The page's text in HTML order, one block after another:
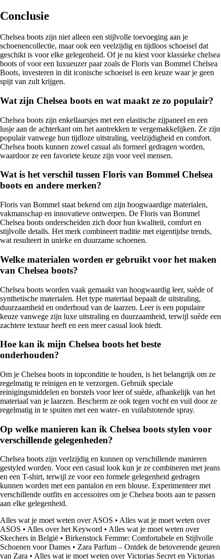
Conclusie
Chelsea boots zijn niet alleen een stijlvolle toevoeging aan je
schoenencollectie, maar ook een veelzijdig en tijdloos schoeisel dat
geschikt is voor elke gelegenheid. Of je nu kiest voor klassieke chelsea
boots of voor een luxueuzer paar zoals de Floris van Bommel Chelsea
Boots, investeren in dit iconische schoeisel is een keuze waar je geen
spijt van zult krijgen.
Wat zijn Chelsea boots en wat maakt ze zo populair?
Chelsea boots zijn enkellaarsjes met een elastische zijpaneel en een
lusje aan de achterkant om het aantrekken te vergemakkelijken. Ze zijn
populair vanwege hun tijdloze uitstraling, veelzijdigheid en comfort.
Chelsea boots kunnen zowel casual als formeel gedragen worden,
waardoor ze een favoriete keuze zijn voor veel mensen.
Wat is het verschil tussen Floris van Bommel Chelsea
boots en andere merken?
Floris van Bommel staat bekend om zijn hoogwaardige materialen,
vakmanschap en innovatieve ontwerpen. De Floris van Bommel
Chelsea boots onderscheiden zich door hun kwaliteit, comfort en
stijlvolle details. Het merk combineert traditie met eigentijdse trends,
wat resulteert in unieke en duurzame schoenen.
Welke materialen worden er gebruikt voor het maken
van Chelsea boots?
Chelsea boots worden vaak gemaakt van hoogwaardig leer, suède of
synthetische materialen. Het type materiaal bepaalt de uitstraling,
duurzaamheid en onderhoud van de laarzen. Leer is een populaire
keuze vanwege zijn luxe uitstraling en duurzaamheid, terwijl suède een
zachtere textuur heeft en een meer casual look biedt.
Hoe kan ik mijn Chelsea boots het beste
onderhouden?
Om je Chelsea boots in topconditie te houden, is het belangrijk om ze
regelmatig te reinigen en te verzorgen. Gebruik speciale
reinigingsmiddelen en borstels voor leer of suède, afhankelijk van het
materiaal van je laarzen. Bescherm ze ook tegen vocht en vuil door ze
regelmatig in te spuiten met een water- en vuilafstotende spray.
Op welke manieren kan ik Chelsea boots stylen voor
verschillende gelegenheden?
Chelsea boots zijn veelzijdig en kunnen op verschillende manieren
gestyled worden. Voor een casual look kun je ze combineren met jeans
en een T-shirt, terwijl ze voor een formele gelegenheid gedragen
kunnen worden met een pantalon en een blouse. Experimenteer met
verschillende outfits en accessoires om je Chelsea boots aan te passen
aan elke gelegenheid.
Alles wat je moet weten over ASOS • Alles wat je moet weten over
ASOS • Alles over het Keyword • Alles wat je moet weten over
Skechers in België • Birkenstock Femme: Comfortabele en Stijlvolle
Schoenen voor Dames • Zara Parfum – Ontdek de betoverende geuren
van Zara • Alles wat je moet weten over Victorias Secret en Victorias